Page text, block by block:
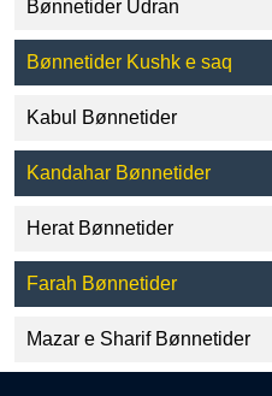
Bønnetider Udran
Bønnetider Kushk e saq
Kabul Bønnetider
Kandahar Bønnetider
Herat Bønnetider
Farah Bønnetider
Mazar e Sharif Bønnetider